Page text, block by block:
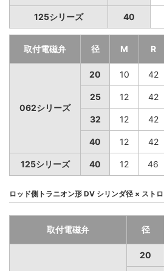
125シリーズ 40
取付電磁弁 径 M R
062シリーズ
20 10 42
25 12 42
32 12 42
40 12 42
125シリーズ 40 12 46
ロッド側トラニオン形 DV シリンダ径 × スト
取付電磁弁 径
20